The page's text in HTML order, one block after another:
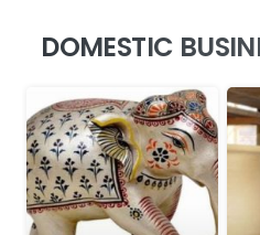
DOMESTIC